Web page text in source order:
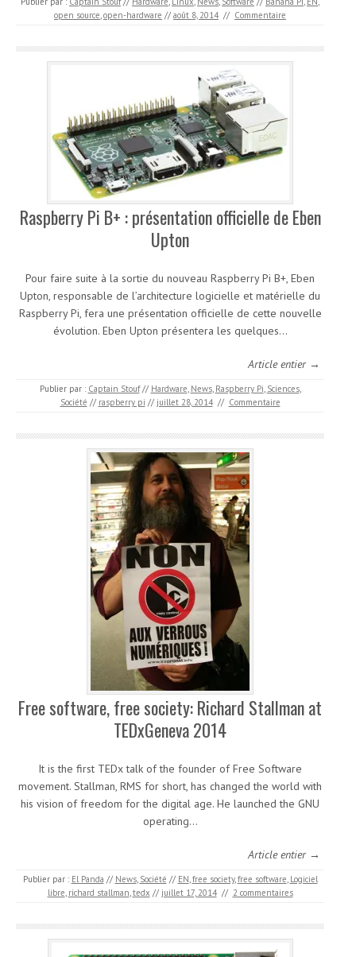
open source,open-hardware // août 8, 2014 // Commentaire
Raspberry Pi B+ : présentation officielle de Eben
Upton
Pour faire suite à la sortie du nouveau Raspberry Pi B+, Eben
Upton, responsable de l’architecture logicielle et matérielle du
Raspberry Pi, fera une présentation officielle de cette nouvelle
évolution. Eben Upton présentera les quelques…
Article entier →
Publier par : Captain Stouf // Hardware, News, Raspberry Pi, Sciences,
Société // raspberry pi // juillet 28, 2014 // Commentaire
Free software, free society: Richard Stallman at
TEDxGeneva 2014
It is the first TEDx talk of the founder of Free Software
movement. Stallman, RMS for short, has changed the world with
his vision of freedom for the digital age. He launched the GNU
operating…
Article entier →
Publier par : El Panda // News, Société // EN,free society,free software, Logiciel
libre, richard stallman,tedx // juillet 17, 2014 // 2 commentaires